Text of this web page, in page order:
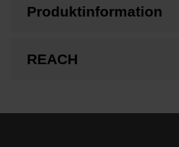
Produktinformation
REACH